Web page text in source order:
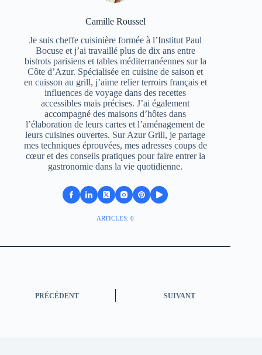
Camille Roussel
Je suis cheffe cuisinière formée à l’Institut Paul
Bocuse et j’ai travaillé plus de dix ans entre
bistrots parisiens et tables méditerranéennes sur la
Côte d’Azur. Spécialisée en cuisine de saison et
en cuisson au grill, j’aime relier terroirs français et
influences de voyage dans des recettes
accessibles mais précises. J’ai également
accompagné des maisons d’hôtes dans
l’élaboration de leurs cartes et l’aménagement de
leurs cuisines ouvertes. Sur Azur Grill, je partage
mes techniques éprouvées, mes adresses coups de
cœur et des conseils pratiques pour faire entrer la
gastronomie dans la vie quotidienne.
ARTICLES: 0
PRÉCÉDENT SUIVANT